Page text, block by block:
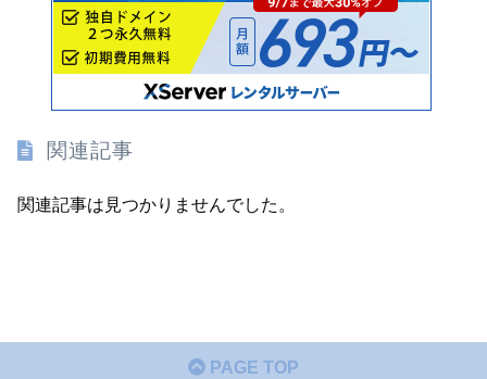
関連記事
関連記事は見つかりませんでした。
PAGE TOP